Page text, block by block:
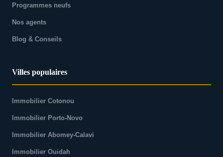
Programmes neufs
Nos agents
Blog & Conseils
Villes populaires
Immobilier Cotonou
Immobilier Porto-Novo
Immobilier Abomey-Calavi
Immobilier Ouidah